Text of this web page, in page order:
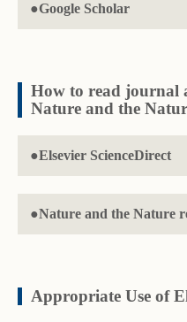
●Google Scholar
How to read journal
Nature and the
●Elsevier ScienceDirect
●Nature and the Nature
Appropriate Use of